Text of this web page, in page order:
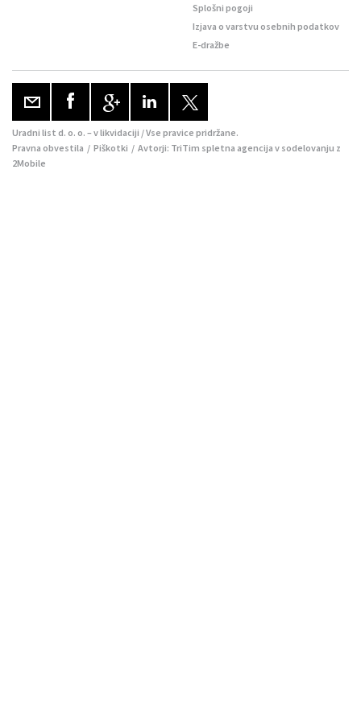
Splošni pogoji
Izjava o varstvu osebnih podatkov
E-dražbe
Uradni list d. o. o. – v likvidaciji / Vse pravice pridržane.
Pravna obvestila / Piškotki / Avtorji: TriTim spletna agencija v sodelovanju z
2Mobile